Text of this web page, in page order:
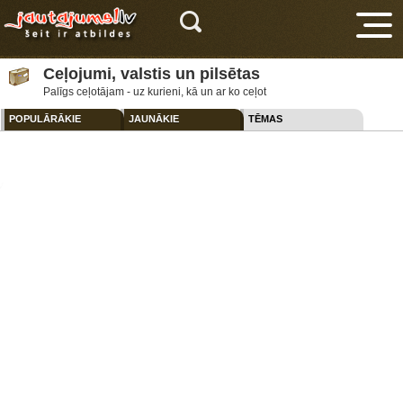
Ceļojumi, valstis un pilsētas
Palīgs ceļotājam - uz kurieni, kā un ar ko ceļot
POPULĀRĀKIE JAUNĀKIE TĒMAS